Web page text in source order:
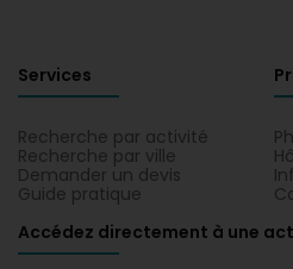
Services
Recherche par activité
Recherche par ville
Demander un devis
Guide pratique
Accédez directement à une